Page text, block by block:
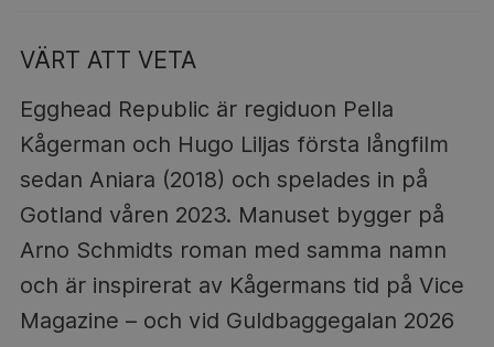
VÄRT ATT VETA
Egghead Republic är regiduon Pella
Kågerman och Hugo Liljas första långfilm
sedan Aniara (2018) och spelades in på
Gotland våren 2023. Manuset bygger på
Arno Schmidts roman med samma namn
och är inspirerat av Kågermans tid på Vice
Magazine – och vid Guldbaggegalan 2026